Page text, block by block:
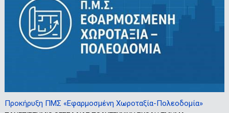
Προκήρυξη ΠΜΣ «Εφαρμοσμένη Χωροταξία-Πολεοδομία»